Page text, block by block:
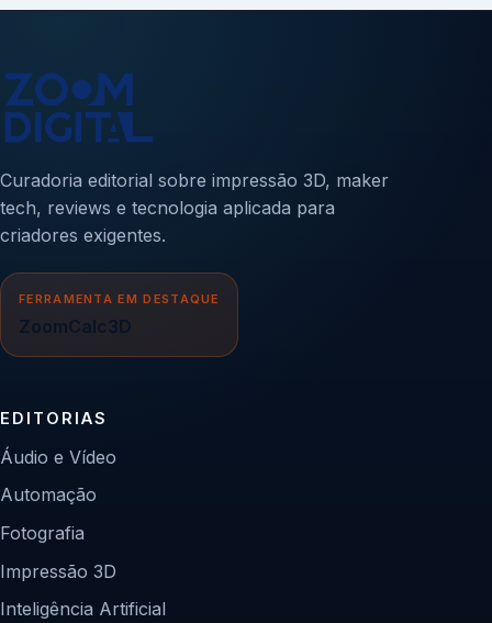
Curadoria editorial sobre impressão 3D, maker
tech, reviews e tecnologia aplicada para
criadores exigentes.
FERRAMENTA EM DESTAQUE
ZoomCalc3D
EDITORIAS
Áudio e Vídeo
Automação
Fotografia
Impressão 3D
Inteligência Artificial